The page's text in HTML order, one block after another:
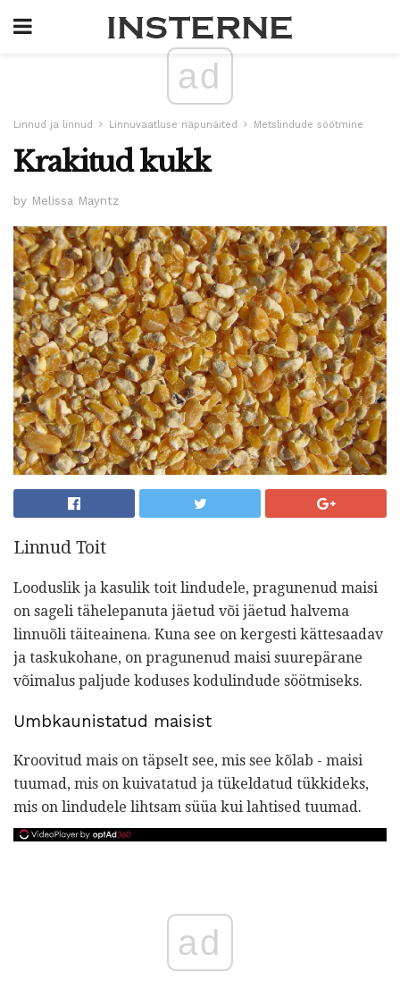
ad
Linnud ja linnud Linnuvaatluse näpunäited Metslindude söötmine
Krakitud kukk
by Melissa Mayntz
Linnud Toit
Looduslik ja kasulik toit lindudele, pragunenud maisi
on sageli tähelepanuta jäetud või jäetud halvema
linnuõli täiteainena. Kuna see on kergesti kättesaadav
ja taskukohane, on pragunenud maisi suurepärane
võimalus paljude koduses kodulindude söötmiseks.
Umbkaunistatud maisist
Kroovitud mais on täpselt see, mis see kõlab - maisi
tuumad, mis on kuivatatud ja tükeldatud tükkideks,
mis on lindudele lihtsam süüa kui lahtised tuumad.
ad